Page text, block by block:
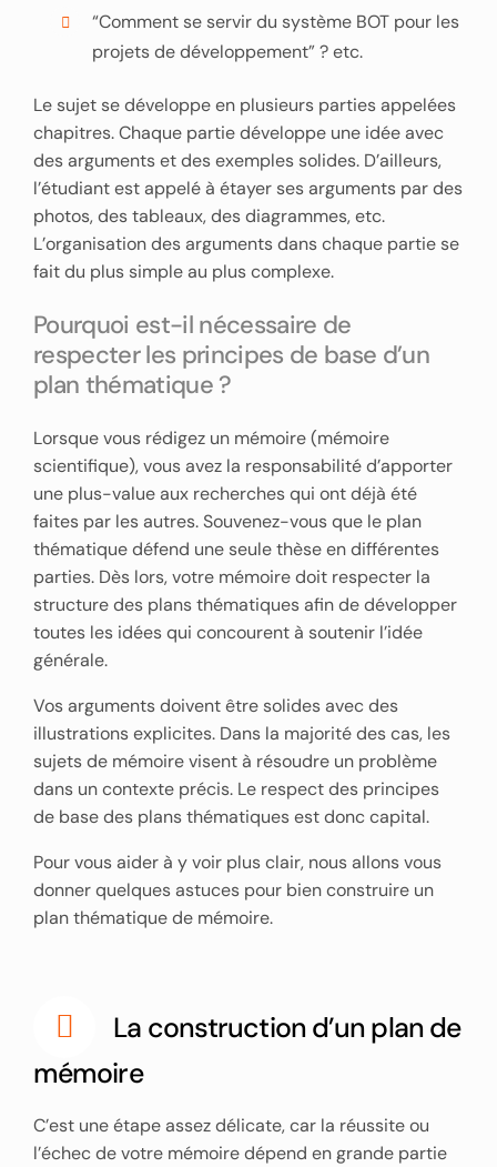
“Comment se servir du système BOT pour les
projets de développement” ? etc.
Le sujet se développe en plusieurs parties appelées
chapitres. Chaque partie développe une idée avec
des arguments et des exemples solides. D’ailleurs,
l’étudiant est appelé à étayer ses arguments par des
photos, des tableaux, des diagrammes, etc.
L’organisation des arguments dans chaque partie se
fait du plus simple au plus complexe.
Pourquoi est-il nécessaire de
respecter les principes de base d’un
plan thématique ?
Lorsque vous rédigez un mémoire (mémoire
scientifique), vous avez la responsabilité d’apporter
une plus-value aux recherches qui ont déjà été
faites par les autres. Souvenez-vous que le plan
thématique défend une seule thèse en différentes
parties. Dès lors, votre mémoire doit respecter la
structure des plans thématiques afin de développer
toutes les idées qui concourent à soutenir l’idée
générale.
Vos arguments doivent être solides avec des
illustrations explicites. Dans la majorité des cas, les
sujets de mémoire visent à résoudre un problème
dans un contexte précis. Le respect des principes
de base des plans thématiques est donc capital.
Pour vous aider à y voir plus clair, nous allons vous
donner quelques astuces pour bien construire un
plan thématique de mémoire.
La construction d’un plan de
mémoire
C’est une étape assez délicate, car la réussite ou
l’échec de votre mémoire dépend en grande partie